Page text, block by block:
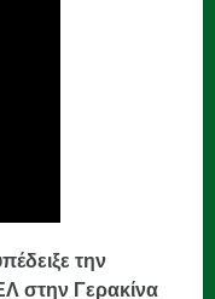
την
στην Γερακίνα